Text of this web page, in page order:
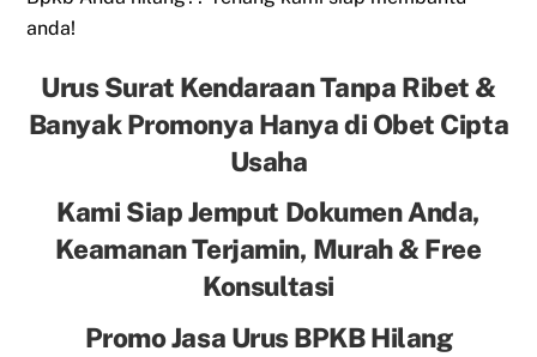
anda!
Urus Surat Kendaraan Tanpa Ribet &
Banyak Promonya Hanya di Obet Cipta
Usaha
Kami Siap Jemput Dokumen Anda,
Keamanan Terjamin, Murah & Free
Konsultasi
Promo Jasa Urus BPKB Hilang